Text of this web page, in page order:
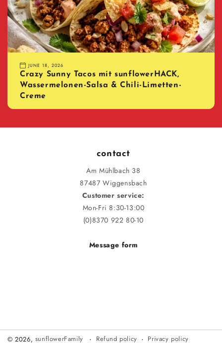
JUNE 18, 2026
Crazy Sunny Tacos mit sunflowerHACK,
Wassermelonen-Salsa & Chili-Limetten-
Creme
contact
Am Mühlbach 38
87487 Wiggensbach
Customer service:
Mon-Fri 8:30-13:00
(0)8370 922 80-10
Message form
© 2026, sunflowerFamily Refund policy Privacy policy